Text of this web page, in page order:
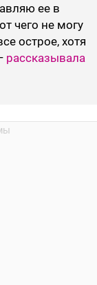
ее в
чего не могу
острое, хотя
рассказывала